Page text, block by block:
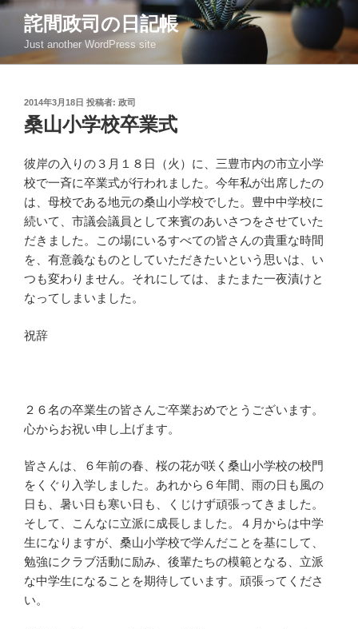
コ
ン
詫間政司の日記帳
Just another WordPress site
投
稿
日:
2014年3月18日 投稿者: 政司
桑山小学校卒業式
彼岸の入りの３月１８日（火）に、三豊市内の市立小学
校で一斉に卒業式が行われました。今年私が出席したの
は、母校である地元の桑山小学校でした。豊中中学校に
続いて、市議会議員として来賓のあいさつをさせていた
だきました。この場にいるすべての皆さんの貴重な時間
を、有意義なものとしていただきたいという思いは、い
つも変わりません。それにしては、またまた一夜漬けと
なってしまいました。
祝辞
２６名の卒業生の皆さんご卒業おめでとうございます。
心からお祝い申し上げます。
皆さんは、６年前の春、桜の花が咲く桑山小学校の校門
をくぐり入学しました。あれから６年間、雨の日も風の
日も、暑い日も寒い日も、くじけず頑張ってきました。
そして、こんなに立派に成長しました。４月からは中学
生になりますが、桑山小学校で学んだことを基にして、
勉強にクラブ活動に励み、後輩たちの模範となる、立派
な中学生になることを期待しています。頑張ってくださ
い。